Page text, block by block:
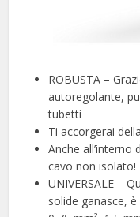
ROBUSTA –
autoregolante,
tubetti
Ti accorgerai
Anche all’interno
cavo non isolato!
UNIVERSALE –
solide ganasce,